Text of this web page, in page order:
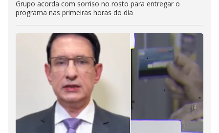
Grupo acorda com sorriso no rosto para entregar o
programa nas primeiras horas do dia